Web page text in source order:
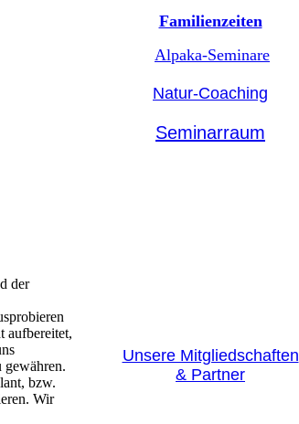
der
aufbereitet,
gewähren.
bzw.
Wir
Familienzeiten
Alpaka-Seminare
Natur-Coaching
Seminarraum
Unsere Mitgliedschaften
& Partner